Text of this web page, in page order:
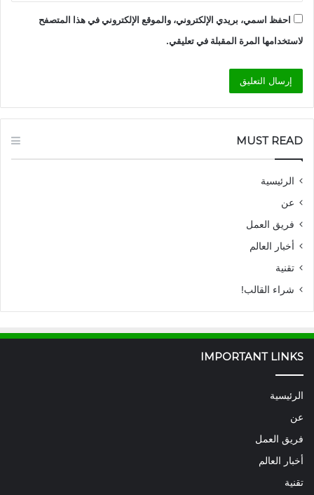
احفظ اسمي، بريدي الإلكتروني، والموقع الإلكتروني في هذا المتصفح
لاستخدامها المرة المقبلة في تعليقي.
MUST READ
الرئيسية
عن
فريق العمل
أخبار العالم
تقنية
شراء القالب!
IMPORTANT LINKS
الرئيسية
عن
فريق العمل
أخبار العالم
تقنية